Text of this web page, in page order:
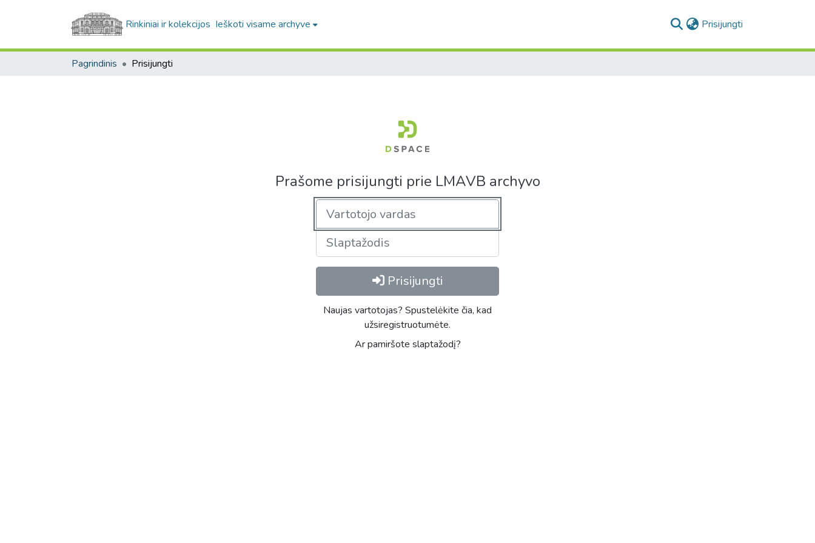
Rinkiniai ir kolekcijos Ieškoti visame archyve Prisijungti
Pagrindinis Prisijungti
Prašome prisijungti prie LMAVB archyvo
Prisijungti
Naujas vartotojas? Spustelėkite čia, kad
užsiregistruotumėte.
Ar pamiršote slaptažodį?